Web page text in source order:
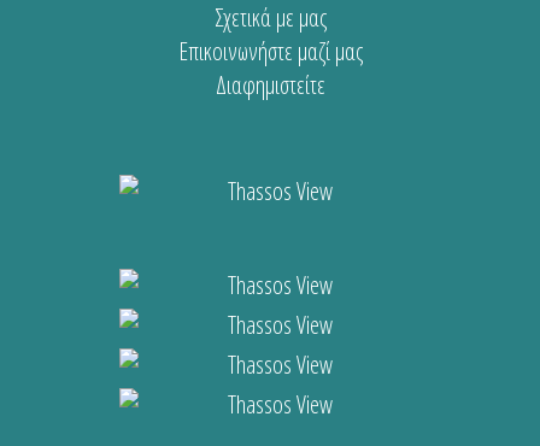
Σχετικά με μας
Επικοινωνήστε μαζί μας
Διαφημιστείτε